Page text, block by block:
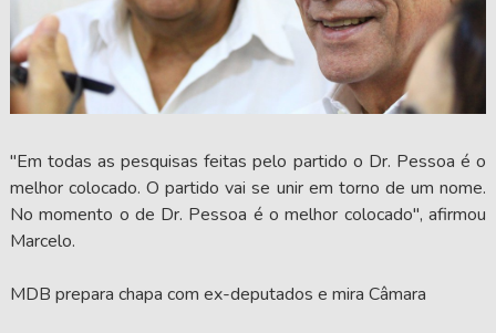
"Em todas as pesquisas feitas pelo partido o Dr. Pessoa é o
melhor colocado. O partido vai se unir em torno de um nome.
No momento o de Dr. Pessoa é o melhor colocado", afirmou
Marcelo.
MDB prepara chapa com ex-deputados e mira Câmara